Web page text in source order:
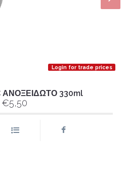
Login for trade prices
ΑΝΟΞΕΙΔΩΤΟ 330ml
€5,50